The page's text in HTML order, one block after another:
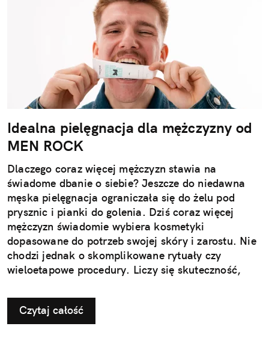
Idealna pielęgnacja dla mężczyzny od
MEN ROCK
Dlaczego coraz więcej mężczyzn stawia na
świadome dbanie o siebie? Jeszcze do niedawna
męska pielęgnacja ograniczała się do żelu pod
prysznic i pianki do golenia. Dziś coraz więcej
mężczyzn świadomie wybiera kosmetyki
dopasowane do potrzeb swojej skóry i zarostu. Nie
chodzi jednak o skomplikowane rytuały czy
wieloetapowe procedury. Liczy się skuteczność,
Nowoczesna pielęgnacja przestała być dodatkiem –
stała się elementem codziennego dbania o siebie,
tak naturalnym jak aktywność fizyczna czy zdrowa
Czytaj całość